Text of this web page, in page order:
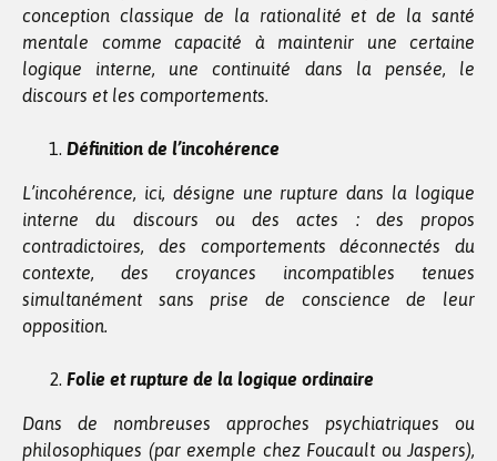
conception classique de la rationalité et de la santé
mentale comme capacité à maintenir une certaine
logique interne, une continuité dans la pensée, le
discours et les comportements.
Définition de l’incohérence
L’incohérence, ici, désigne une rupture dans la logique
interne du discours ou des actes : des propos
contradictoires, des comportements déconnectés du
contexte, des croyances incompatibles tenues
simultanément sans prise de conscience de leur
opposition.
Folie et rupture de la logique ordinaire
Dans de nombreuses approches psychiatriques ou
philosophiques (par exemple chez Foucault ou Jaspers),